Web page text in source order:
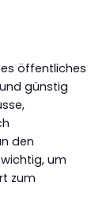
öffentliches
günstig
den
um
zum